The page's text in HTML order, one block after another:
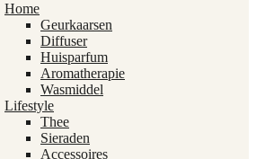
Home
Geurkaarsen
Diffuser
Huisparfum
Aromatherapie
Wasmiddel
Lifestyle
Thee
Sieraden
Accessoires